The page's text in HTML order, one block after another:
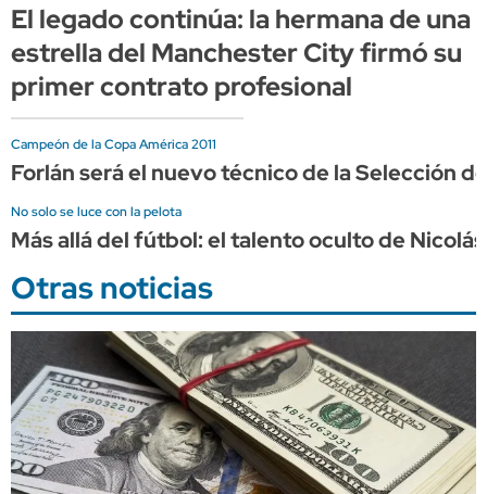
El legado continúa: la hermana de una
estrella del Manchester City firmó su
primer contrato profesional
Campeón de la Copa América 2011
Forlán será el nuevo técnico de la Selección
No solo se luce con la pelota
Más allá del fútbol: el talento oculto de
Otras noticias